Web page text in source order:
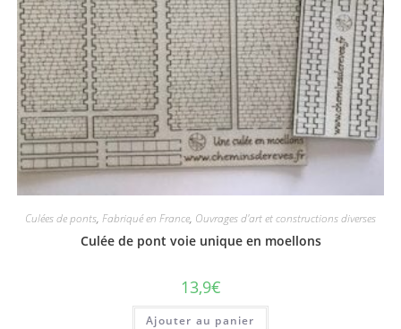
Culées de ponts, Fabriqué en France, Ouvrages d'art et constructions diverses
Culée de pont voie unique en moellons
13,9€
Ajouter au panier